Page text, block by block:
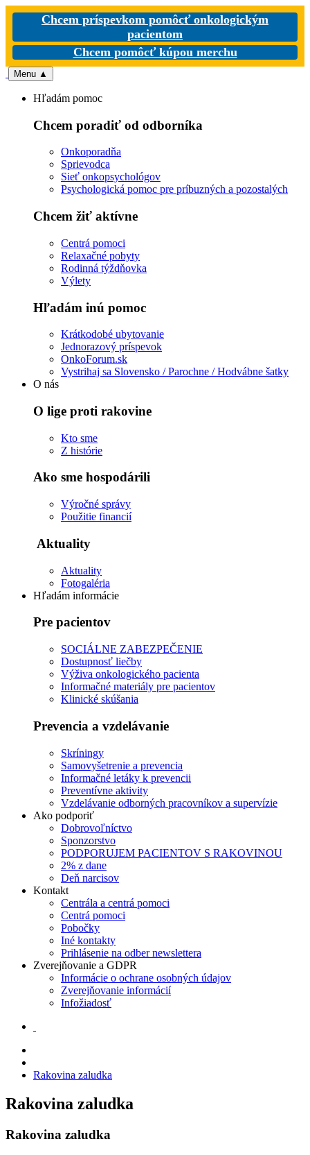
Chcem príspevkom pomôcť onkologickým
pacientom
Chcem pomôcť kúpou merchu
Menu ▲
Hľadám pomoc
Chcem poradiť od odborníka
Onkoporadňa
Sprievodca
Sieť onkopsychológov
Psychologická pomoc pre príbuzných a pozostalých
Chcem žiť aktívne
Centrá pomoci
Relaxačné pobyty
Rodinná týždňovka
Výlety
Hľadám inú pomoc
Krátkodobé ubytovanie
Jednorazový príspevok
OnkoForum.sk
Vystrihaj sa Slovensko / Parochne / Hodvábne šatky
O nás
O lige proti rakovine
Kto sme
Z histórie
Ako sme hospodárili
Výročné správy
Použitie financií
Aktuality
Aktuality
Fotogaléria
Hľadám informácie
Pre pacientov
SOCIÁLNE ZABEZPEČENIE
Dostupnosť liečby
Výživa onkologického pacienta
Informačné materiály pre pacientov
Klinické skúšania
Prevencia a vzdelávanie
Skríningy
Samovyšetrenie a prevencia
Informačné letáky k prevencii
Preventívne aktivity
Vzdelávanie odborných pracovníkov a supervízie
Ako podporiť
Dobrovoľníctvo
Sponzorstvo
PODPORUJEM PACIENTOV S RAKOVINOU
2% z dane
Deň narcisov
Kontakt
Centrála a centrá pomoci
Centrá pomoci
Pobočky
Iné kontakty
Prihlásenie na odber newslettera
Zverejňovanie a GDPR
Informácie o ochrane osobných údajov
Zverejňovanie informácií
Infožiadosť
Rakovina zaludka
Rakovina zaludka
Rakovina zaludka